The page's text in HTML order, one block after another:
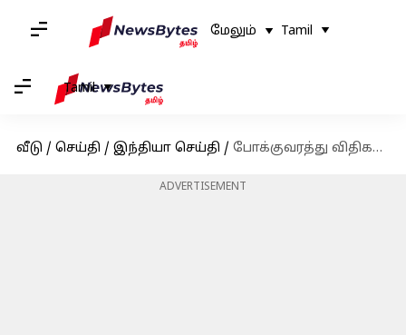
மேலும் Tamil
Tamil
வீடு / செய்தி / இந்தியா செய்தி / போக்குவரத்து விதிகளை மீறும் வாகனங்களுக்கு கட்டுப்பாட்டு அறையில் இருந்தப்படியே அபராதம்
ADVERTISEMENT